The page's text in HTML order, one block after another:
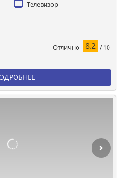
Телевизор
Отлично 8.2 / 10